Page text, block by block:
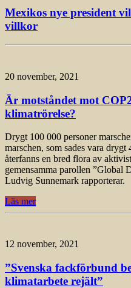
Mexikos nye president
villkor
20 november, 2021
Är motståndet mot
klimatrörelse?
Drygt 100 000 personer
marschen, som sades vara
återfanns en bred flora av
gemensamma parollen ”Global
Ludvig Sunnemark rapporterar.
Läs mer
12 november, 2021
”Svenska fackförbund
klimatarbete rejält”